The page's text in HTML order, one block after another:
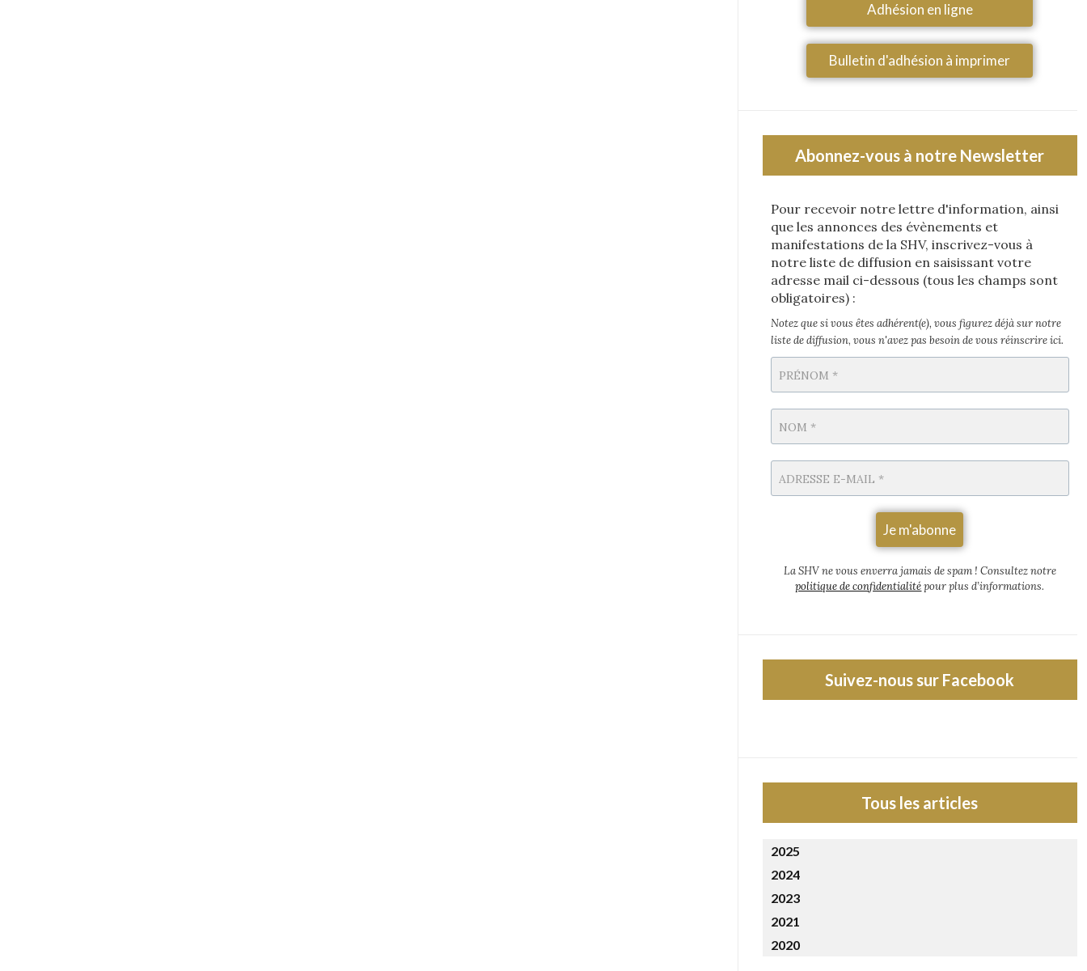
Adhésion en ligne
Bulletin d'adhésion à imprimer
Abonnez-vous à notre Newsletter
Pour recevoir notre lettre d'information, ainsi
que les annonces des évènements et
manifestations de la SHV, inscrivez-vous à
notre liste de diffusion en saisissant votre
adresse mail ci-dessous (tous les champs sont
obligatoires) :
Notez que si vous êtes adhérent(e), vous figurez déjà sur notre
liste de diffusion, vous n'avez pas besoin de vous réinscrire ici.
La SHV ne vous enverra jamais de spam ! Consultez notre
politique de confidentialitépour plus d’informations.
Suivez-nous sur Facebook
Tous les articles
2025
2024
2023
2021
2020